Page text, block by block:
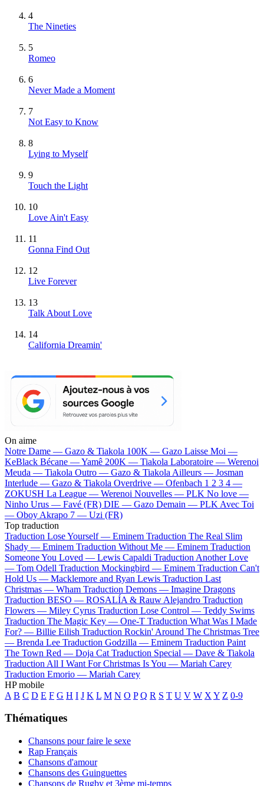
4
The Nineties
5
Romeo
6
Never Made a Moment
7
Not Easy to Know
8
Lying to Myself
9
Touch the Light
10
Love Ain't Easy
11
Gonna Find Out
12
Live Forever
13
Talk About Love
14
California Dreamin'
On aime
Notre Dame — Gazo & Tiakola 100K — Gazo Laisse Moi —
KeBlack Bécane —Yamê 200K — Tiakola Laboratoire — Werenoi
Meuda — Tiakola Outro — Gazo & Tiakola Ailleurs — Josman
Interlude — Gazo & Tiakola Overdrive — Ofenbach 1 2 3 4 —
ZOKUSH La League — Werenoi Nouvelles — PLK No love —
Ninho Urus — Favé (FR) DIE — Gazo Demain — PLK Avec Toi
— Oboy Akrapo 7 — Uzi (FR)
Top traduction
Traduction Lose Yourself — Eminem Traduction The Real Slim
Shady — Eminem Traduction Without Me — Eminem Traduction
Someone You Loved — Lewis Capaldi Traduction Another Love
— Tom Odell Traduction Mockingbird — Eminem Traduction Can't
Hold Us — Macklemore and Ryan Lewis Traduction Last
Christmas — Wham Traduction Demons — Imagine Dragons
Traduction BESO — ROSALÍA & Rauw Alejandro Traduction
Flowers — Miley Cyrus Traduction Lose Control — Teddy Swims
Traduction The Magic Key — One-T Traduction What Was I Made
For? — Billie Eilish Traduction Rockin' Around The Christmas Tree
— Brenda Lee Traduction Godzilla — Eminem Traduction Paint
The Town Red — Doja Cat Traduction Special — Dave & Tiakola
Traduction All I Want For Christmas Is You — Mariah Carey
Traduction Emorio — Mariah Carey
HP mobile
A B C D E F G H I J K L M N O P Q R S T U V W X Y Z 0-9
Thématiques
Chansons pour faire le sexe
Rap Français
Chansons d'amour
Chansons des Guinguettes
Chansons de Rugby et 3ème mi-temps